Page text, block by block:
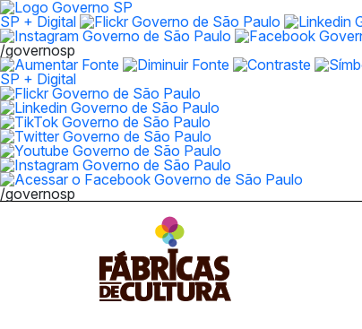
SP + Digital
/governosp
SP + Digital
/governosp